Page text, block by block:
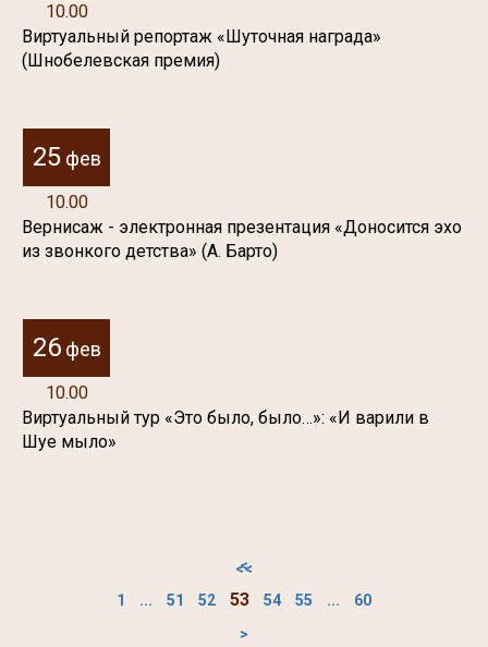
10.00
Виртуальный репортаж «Шуточная награда»
(Шнобелевская премия)
25фев
10.00
Вернисаж - электронная презентация «Доносится эхо
из звонкого детства» (А. Барто)
26фев
10.00
Виртуальный тур «Это было, было…»: «И варили в
Шуе мыло»
<<
<
1
... 51 52 53 54 55 ...
60
>